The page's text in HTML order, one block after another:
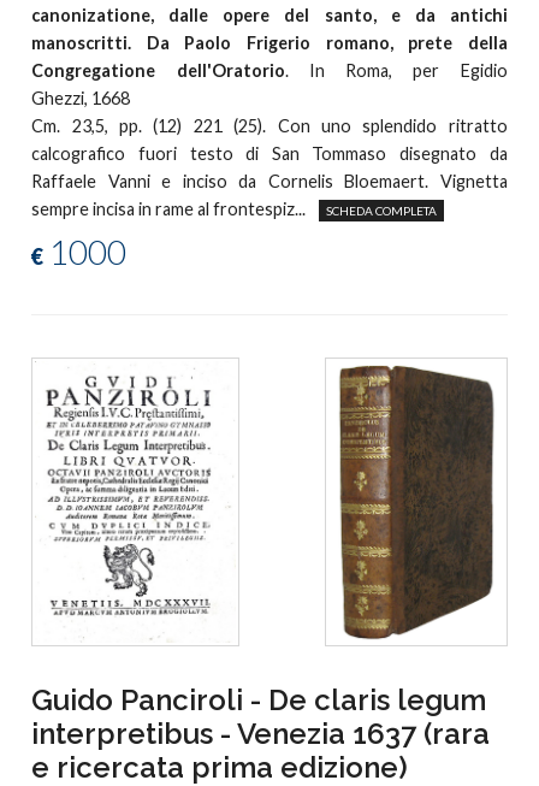
canonizatione, dalle opere del santo, e da antichi
manoscritti. Da Paolo Frigerio romano, prete della
Congregatione dell'Oratorio. In Roma, per Egidio
Ghezzi, 1668
Cm. 23,5, pp. (12) 221 (25). Con uno splendido ritratto
calcografico fuori testo di San Tommaso disegnato da
Raffaele Vanni e inciso da Cornelis Bloemaert. Vignetta
sempre incisa in rame al frontespiz...
SCHEDA COMPLETA
€ 1000
Guido Panciroli - De claris legum
interpretibus - Venezia 1637 (rara
e ricercata prima edizione)